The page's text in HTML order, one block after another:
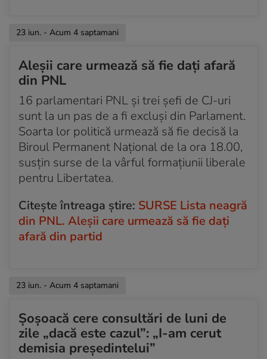
23 iun. - Acum 4 saptamani
Aleșii care urmează să fie dați afară
din PNL
16 parlamentari PNL și trei șefi de CJ-uri
sunt la un pas de a fi excluși din Parlament.
Soarta lor politică urmează să fie decisă la
Biroul Permanent Național de la ora 18.00,
susțin surse de la vârful formațiunii liberale
pentru Libertatea.
Citeşte întreaga ştire: SURSE Lista neagră
din PNL. Aleșii care urmează să fie dați
afară din partid
23 iun. - Acum 4 saptamani
Șoșoacă cere consultări de luni de
zile „dacă este cazul”: „I-am cerut
demisia președintelui”